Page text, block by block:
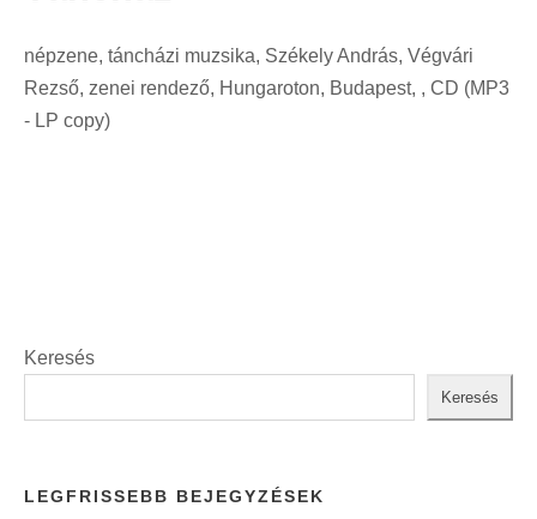
r
i
n
népzene, táncházi muzsika, Székely András, Végvári
Rezső, zenei rendező, Hungaroton, Budapest, , CD (MP3
- LP copy)
Keresés
Keresés
LEGFRISSEBB BEJEGYZÉSEK